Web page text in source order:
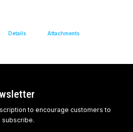
Details Attachments
to encourage customers to
subscribe.